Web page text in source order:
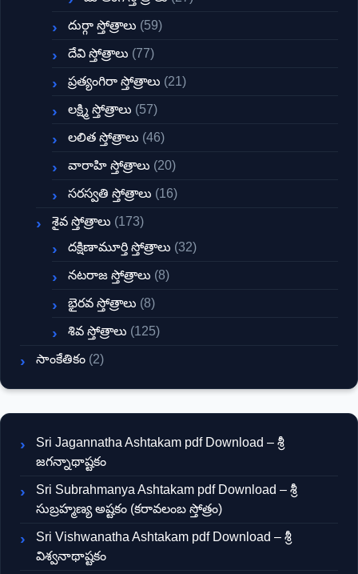
దుర్గా స్తోత్రాలు (59)
దేవి స్తోత్రాలు (77)
ప్రత్యంగిరా స్తోత్రాలు (21)
లక్ష్మి స్తోత్రాలు (57)
లలిత స్తోత్రాలు (46)
వారాహి స్తోత్రాలు (20)
సరస్వతి స్తోత్రాలు (16)
శైవ స్తోత్రాలు (173)
దక్షిణామూర్తి స్తోత్రాలు (32)
నటరాజ స్తోత్రాలు (8)
భైరవ స్తోత్రాలు (8)
శివ స్తోత్రాలు (125)
సాంకేతికం (2)
Sri Jagannatha Ashtakam pdf Download – శ్రీ
జగన్నాథాష్టకం
Sri Subrahmanya Ashtakam pdf Download – శ్రీ
సుబ్రహ్మణ్య అష్టకం (కరావలంబ స్తోత్రం)
Sri Vishwanatha Ashtakam pdf Download – శ్రీ
విశ్వనాథాష్టకం